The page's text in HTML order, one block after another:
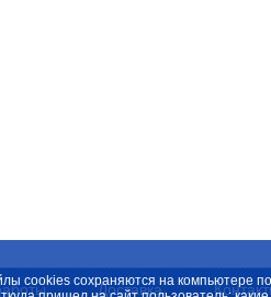
Доставка
cookies сохраняются на компьютере